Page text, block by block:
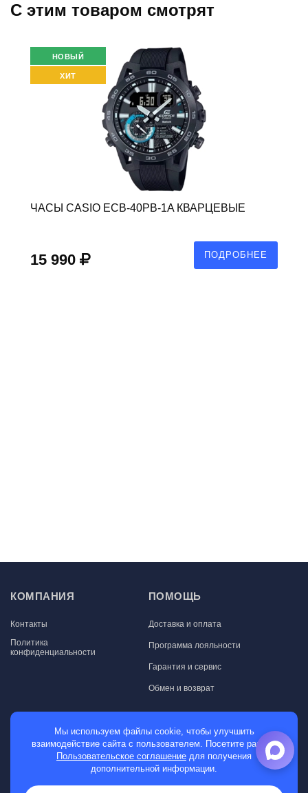
C этим товаром смотрят
НОВЫЙ
ХИТ
ЧАСЫ CASIO ECB-40PB-1A КВАРЦЕВЫЕ
15 990 ПОДРОБНЕЕ
КОМПАНИЯ
Контакты
Политика
конфиденциальности
ПОМОЩЬ
Доставка и оплата
Программа лояльности
Гарантия и сервис
Обмен и возврат
МАГАЗИН
Мужские часы
Мы используем файлы cookie, чтобы улучшить
взаимодействие сайта с пользователем. Посетите раздел
Пользовательское соглашение для получения
дополнительной информации.